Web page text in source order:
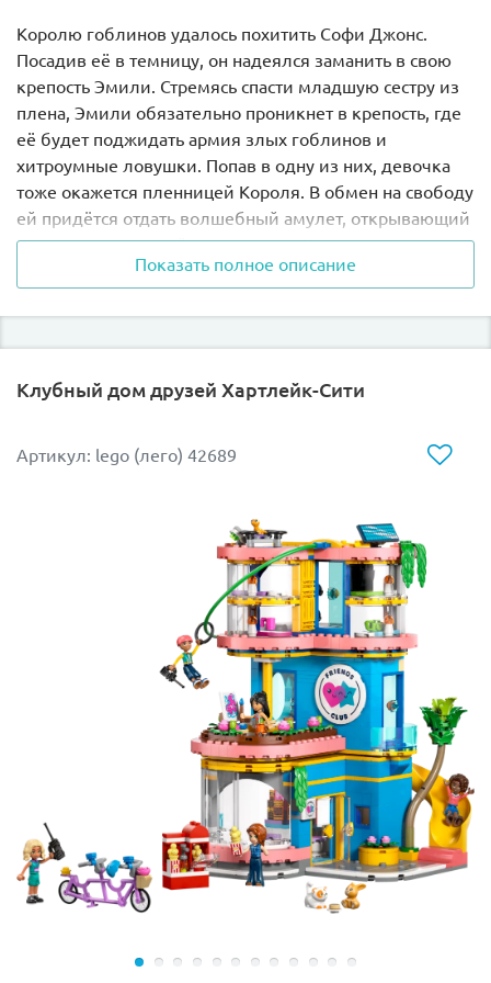
Королю гоблинов удалось похитить Софи Джонс.
Посадив её в темницу, он надеялся заманить в свою
крепость Эмили. Стремясь спасти младшую сестру из
плена, Эмили обязательно проникнет в крепость, где
её будет поджидать армия злых гоблинов и
хитроумные ловушки. Попав в одну из них, девочка
тоже окажется пленницей Короля. В обмен на свободу
ей придётся отдать волшебный амулет, открывающий
портал в мир людей, и тогда сила Короля станет
безграничной.
Из деталей набора Лего 41188 Вы сможете собрать
подробную модель крепости Короля гоблинов. Её
добавлением красных и синих акцентов. Условно всю
располагается парадный вход. Он оборудован
закреплённый на стене. Пройдя по мосту, можно
очутиться в главном зале крепости. Здесь есть камин с
дымоходом, стеллажи с волшебными зельями и
комод с колдовскими книгами. На противоположной
стене висит инструкция по выращиванию плотоядных
растений. Под ней посажен злобный побег,
питающийся куриными окорочками. За его ростом
следит специально обученный гоблин, который также
отвечает за защиту крепости от непрошеных гостей.
На втором этаже правого крыла замка устроена
открытая площадка в виде балкона, окружённого
острыми клыками. На нём сооружён круглый контур
для будущего портала. Если Королю гоблинов удастся
завладеть амулетом Эмили, то внутри этого контура
Центральная часть крепости состоит из двух арочных
Показать полное описание
Клубный дом друзей Хартлейк-Сити
Артикул: lego (лего) 42689